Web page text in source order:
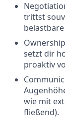
trittst
setzt dir
proaktiv
wie mit
fließend).